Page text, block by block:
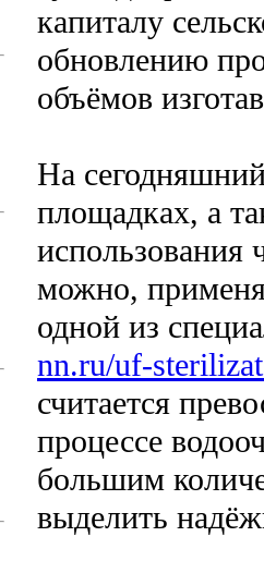
капиталу
обновлению
объёмов
На
площадках, а
можно,
одной из
nn.ru/uf-
считается
процессе
большим
выделить